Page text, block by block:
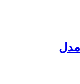
پیراهن مردانه PROPHEUS مدل